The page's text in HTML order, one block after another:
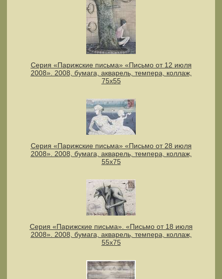
Серия «Парижские письма» «Письмо от 12 июля
2008». 2008, бумага, акварель, темпера, коллаж,
75х55
Серия «Парижские письма» «Письмо от 28 июля
2008». 2008, бумага, акварель, темпера, коллаж,
55х75
Серия «Парижские письма». «Письмо от 18 июля
2008». 2008, бумага, акварель, темпера, коллаж,
55х75